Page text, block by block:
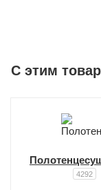
C этим
4292